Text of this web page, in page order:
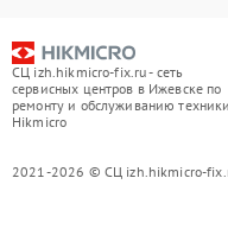
СЦ izh.hikmicro-fix.ru - сеть
сервисных центров в Ижевске по
ремонту и обслуживанию техники
Hikmicro
2021-2026 © СЦ izh.hikmicro-